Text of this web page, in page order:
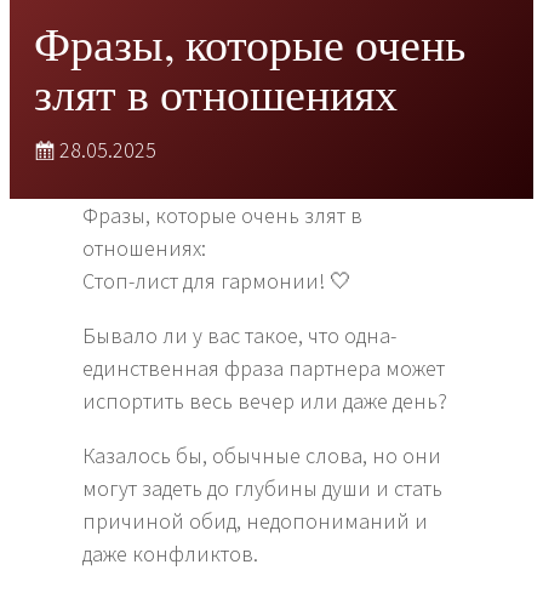
Фразы, которые очень
злят в отношениях
28.05.2025
Фразы, которые очень злят в
отношениях:
Стоп-лист для гармонии! 🤍
Бывало ли у вас такое, что одна-
единственная фраза партнера может
испортить весь вечер или даже день?
Казалось бы, обычные слова, но они
могут задеть до глубины души и стать
причиной обид, недопониманий и
даже конфликтов.